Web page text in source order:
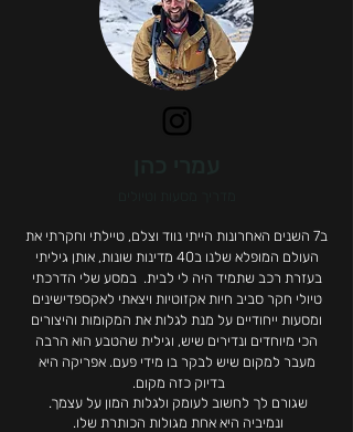
ב7 השנים האחרונות הייתי נווד וצלם, טיילתי וחקרתי את
העולם המופלא שלנו ב40 מדינות שונות, אותן גיליתי
בעזרת רכב שתמיד היה לי לבית.במסע שלי הדרכתי
טיולי חקר סביב חיות אקזוטיות ויצאתי לאקספדישינים
ומסעות ייחודיים על מנת לגלות את המקומות והיצורים
הכי מיוחדים ונדירים שיש, וגילית שהטבע הוא הרבה
מעבר למקום שיש לבקר בו מידי פעם.אפריקה היא
בדיוק כזה מקום.
שגורם לך לחשוב לעומק ולגלות המון על עצמך.
ונמיביה היא אחת מגולות הכותרת שלו.